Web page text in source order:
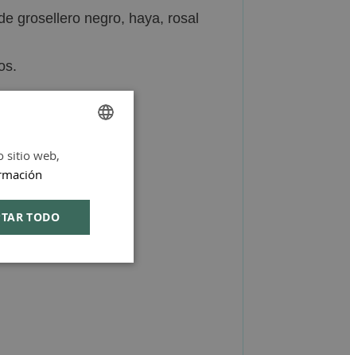
grosellero negro, haya, rosal
sitio web,
TODO